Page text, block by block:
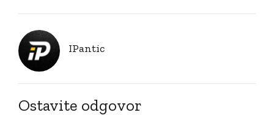
IPantic
Ostavite odgovor